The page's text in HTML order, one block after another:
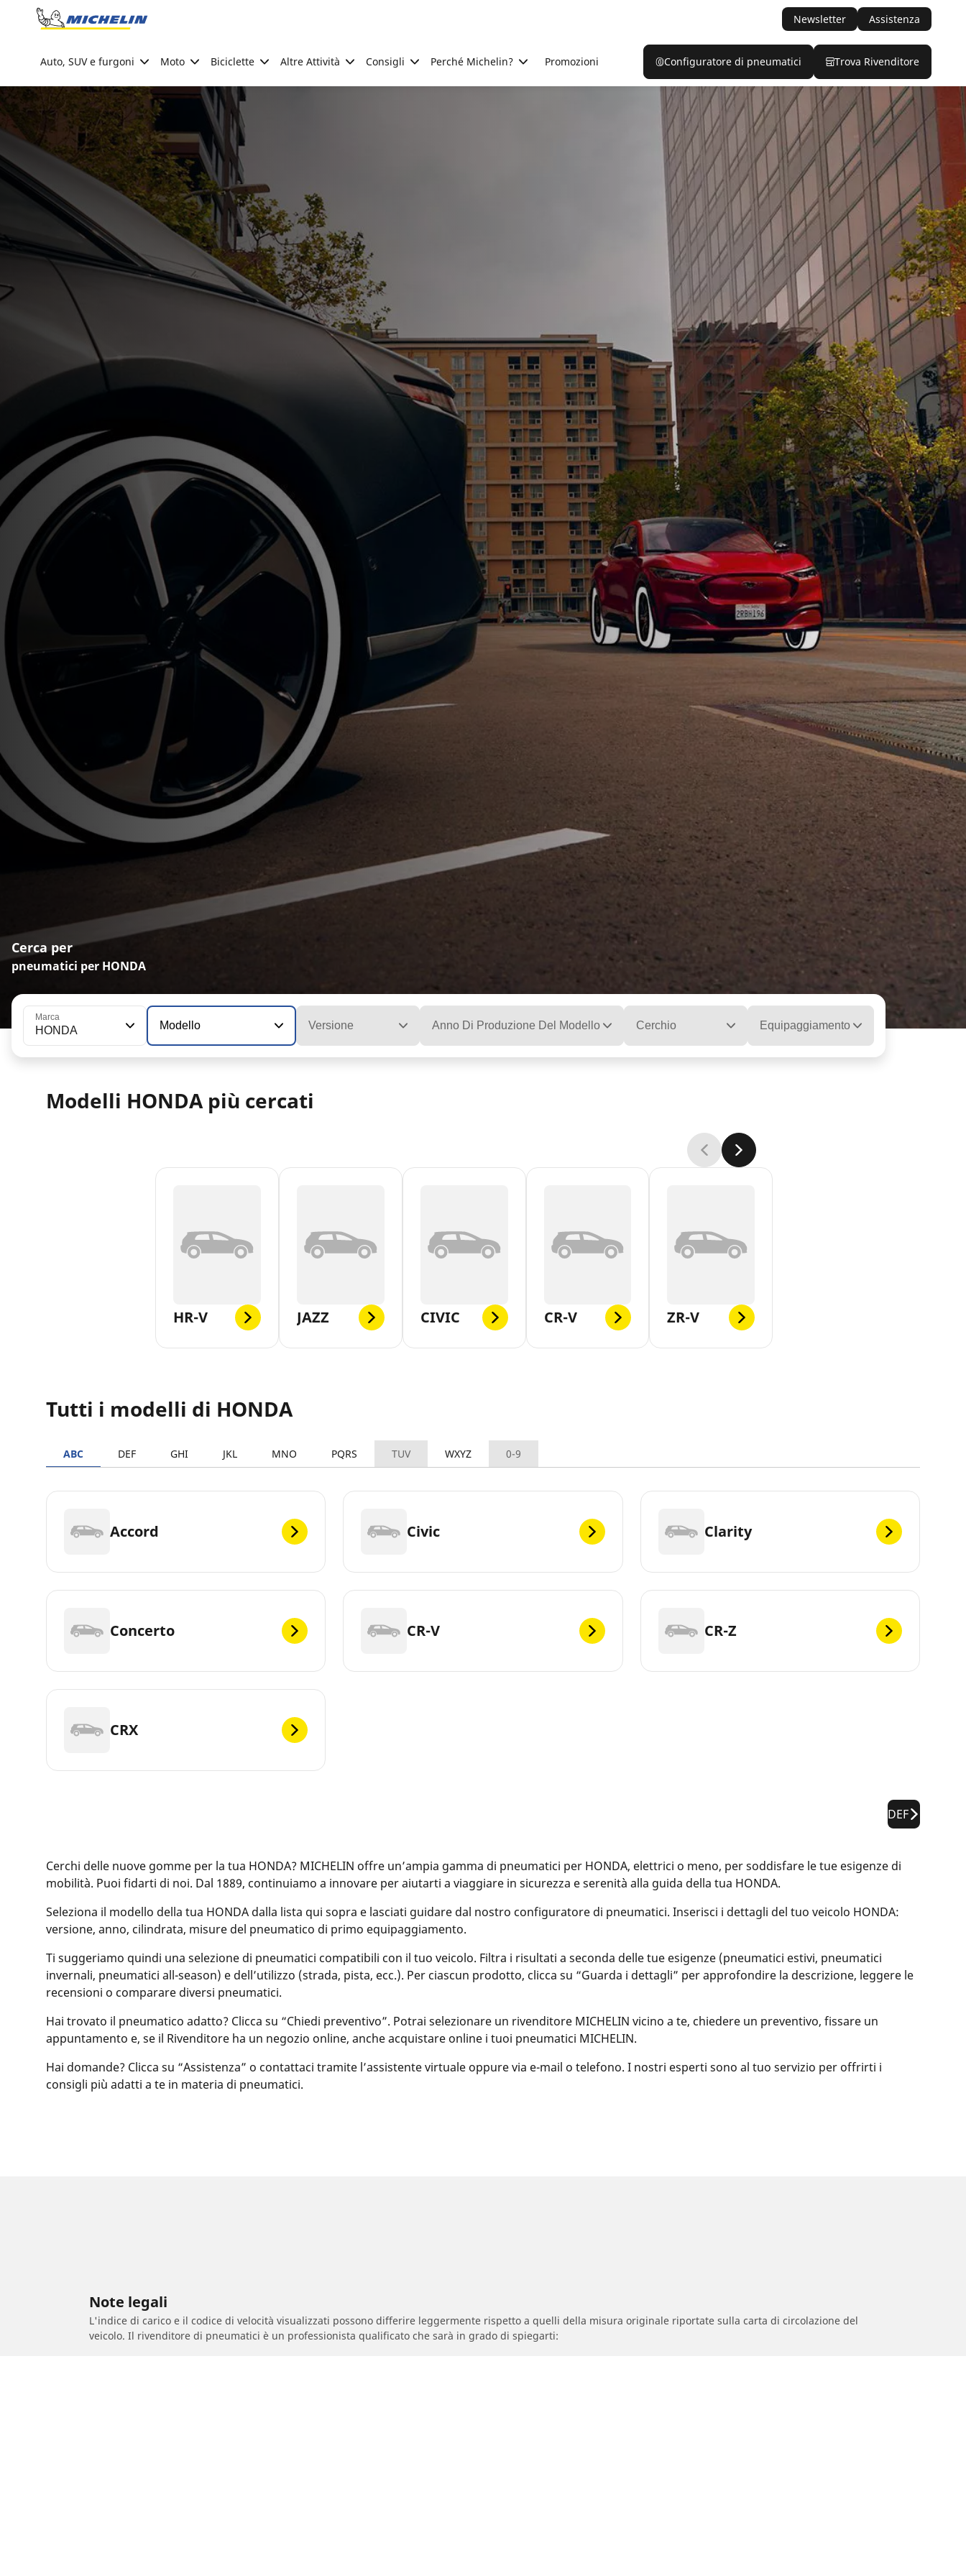
Go to page content
Newsletter Assistenza
Auto, SUV e furgoni Moto Biciclette Altre Attività Consigli Perché Michelin? Promozioni Configuratore di pneumatici Trova Rivenditore
Cerca per
pneumatici per HONDA
Marca
HONDA Modello Versione Anno Di Produzione Del Modello Cerchio Equipaggiamento
Modelli HONDA più cercati
HR-V JAZZ CIVIC CR-V ZR-V
Tutti i modelli di HONDA
ABC DEF GHI JKL MNO PQRS TUV WXYZ 0-9
Accord Civic Clarity
Concerto CR-V CR-Z
CRX
DEF
Cerchi delle nuove gomme per la tua HONDA? MICHELIN offre un’ampia gamma di pneumatici per HONDA, elettrici o meno, per soddisfare le tue esigenze di
mobilità. Puoi fidarti di noi. Dal 1889, continuiamo a innovare per aiutarti a viaggiare in sicurezza e serenità alla guida della tua HONDA.
Seleziona il modello della tua HONDA dalla lista qui sopra e lasciati guidare dal nostro configuratore di pneumatici. Inserisci i dettagli del tuo veicolo HONDA:
versione, anno, cilindrata, misure del pneumatico di primo equipaggiamento.
Ti suggeriamo quindi una selezione di pneumatici compatibili con il tuo veicolo. Filtra i risultati a seconda delle tue esigenze (pneumatici estivi, pneumatici
invernali, pneumatici all-season) e dell’utilizzo (strada, pista, ecc.). Per ciascun prodotto, clicca su “Guarda i dettagli” per approfondire la descrizione, leggere le
recensioni o comparare diversi pneumatici.
Hai trovato il pneumatico adatto? Clicca su “Chiedi preventivo”. Potrai selezionare un rivenditore MICHELIN vicino a te, chiedere un preventivo, fissare un
appuntamento e, se il Rivenditore ha un negozio online, anche acquistare online i tuoi pneumatici MICHELIN.
Hai domande? Clicca su “Assistenza” o contattaci tramite l’assistente virtuale oppure via e-mail o telefono. I nostri esperti sono al tuo servizio per offrirti i
consigli più adatti a te in materia di pneumatici.
Note legali
L'indice di carico e il codice di velocità visualizzati possono differire leggermente rispetto a quelli della misura originale riportate sulla carta di circolazione del
veicolo. Il rivenditore di pneumatici è un professionista qualificato che sarà in grado di spiegarti: